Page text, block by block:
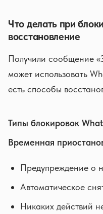
Что делать при
восстановление
Получили сообщение
может использовать
есть способы
Типы блокировок
Временная
Предупреждение о
Автоматическое
Никаких действий